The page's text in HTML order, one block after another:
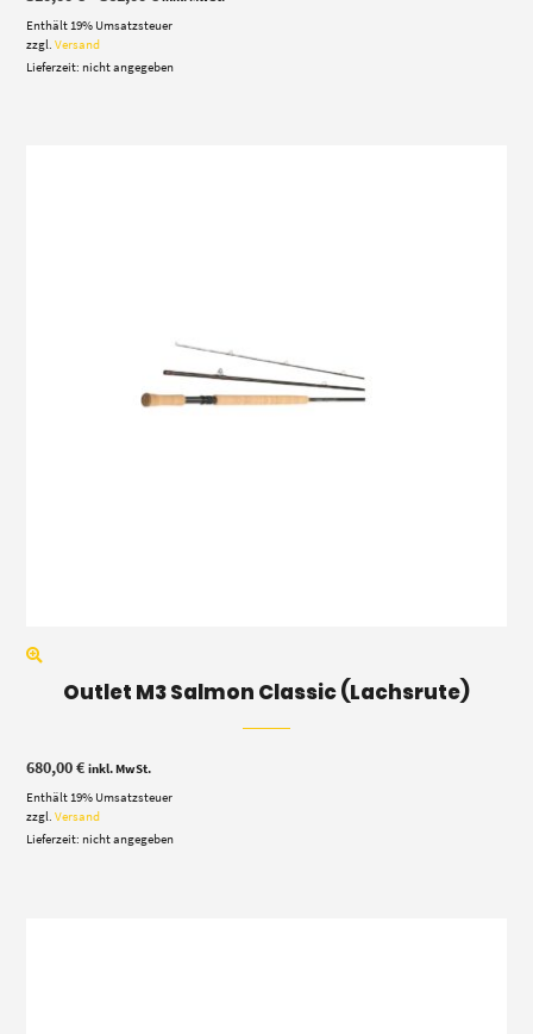
bis
Enthält 19% Umsatzsteuer
zzgl.Versand
Lieferzeit: nicht angegeben
Outlet M3 Salmon Classic (Lachsrute)
680,00€ inkl. MwSt.
Enthält 19% Umsatzsteuer
zzgl.Versand
Lieferzeit: nicht angegeben